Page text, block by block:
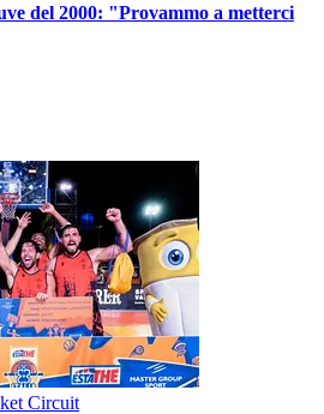
del 2000: "Provammo a metterci
Circuit